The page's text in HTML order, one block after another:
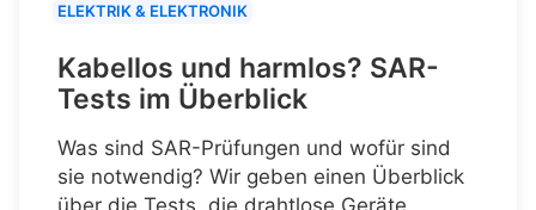
ELEKTRIK & ELEKTRONIK
Kabellos und harmlos? SAR-
Tests im Überblick
Was sind SAR-Prüfungen und wofür sind
sie notwendig? Wir geben einen Überblick